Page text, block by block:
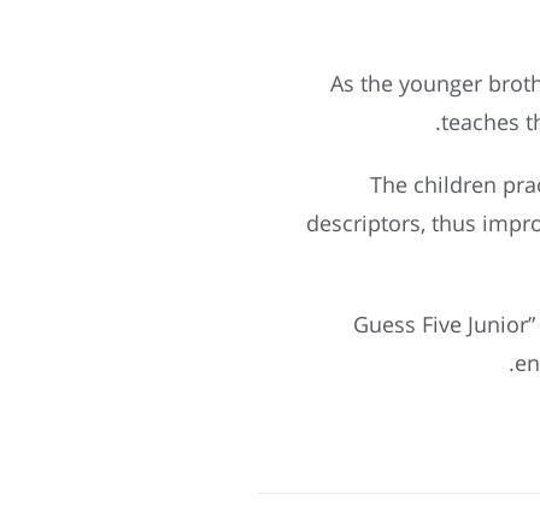
As the younger
teaches
The children
descriptors, thus
“Guess Five